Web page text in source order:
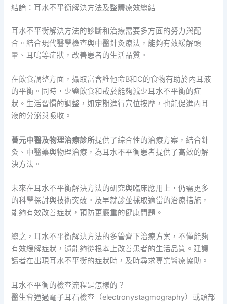
結論：耳水不平衡解決方法及整體療效總結
耳水不平衡解決方法的診斷和治療需要多方面的努力與配
合。結合現代醫學檢查與中醫針灸療法，能夠有效緩解頭
暈、耳鳴等症狀，改善患者的生活品質。
在飲食調整方面，攝取富含維他命B和C的食物有助於內耳液
的平衡。同時，少鹽飲食和戒菸能夠減少耳水不平衡的症
狀。生活習慣的調整，如定期進行穴位按摩，也能促進內耳
液的分泌與吸收。
薈元中醫及物理治療診所提供了綜合性的治療方案，結合針
灸、中醫藥與物理治療，為耳水不平衡患者提供了高效的解
決方法。
未來在耳水不平衡解決方法的研究與臨床應用上，仍需更多
的科學探討與技術突破。及早就診並採取適當的治療措施，
能夠有效改善症狀，預防更嚴重的健康問題。
總之，耳水不平衡解決方法的多管齊下治療方案，不僅能夠
有效緩解症狀，還能夠從根本上改善患者的生活品質。建議
讀者在出現耳水不平衡的症狀時，及時尋求專業醫療協助。
耳水不平衡的檢查流程是怎樣的？
醫生會通過電子耳石檢查（electronystagmography）或頭部